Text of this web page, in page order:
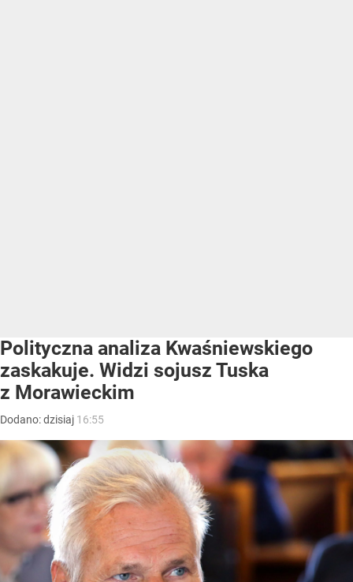
Polityczna analiza Kwaśniewskiego
zaskakuje. Widzi sojusz Tuska
z Morawieckim
Dodano:dzisiaj 16:55